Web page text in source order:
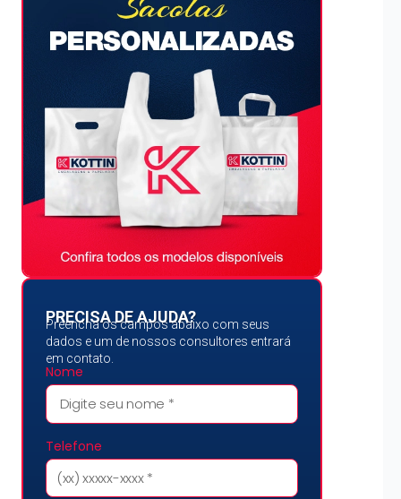
PRECISA DE AJUDA?
Preencha os campos abaixo com seus
dados e um de nossos consultores entrará
em contato.
Nome
Telefone